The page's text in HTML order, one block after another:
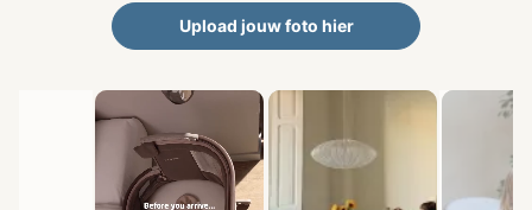
Upload jouw foto hier
Media Gallerij
Carrousel met productfoto's. Gebruik de knoppen Vorige en